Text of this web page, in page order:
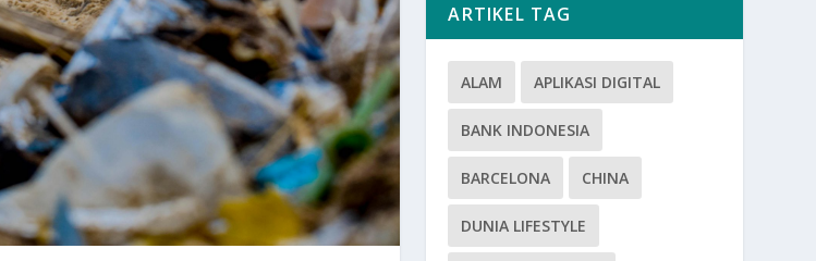
ARTIKEL TAG
ALAM APLIKASI DIGITAL
BANK INDONESIA
BARCELONA CHINA
DUNIA LIFESTYLE